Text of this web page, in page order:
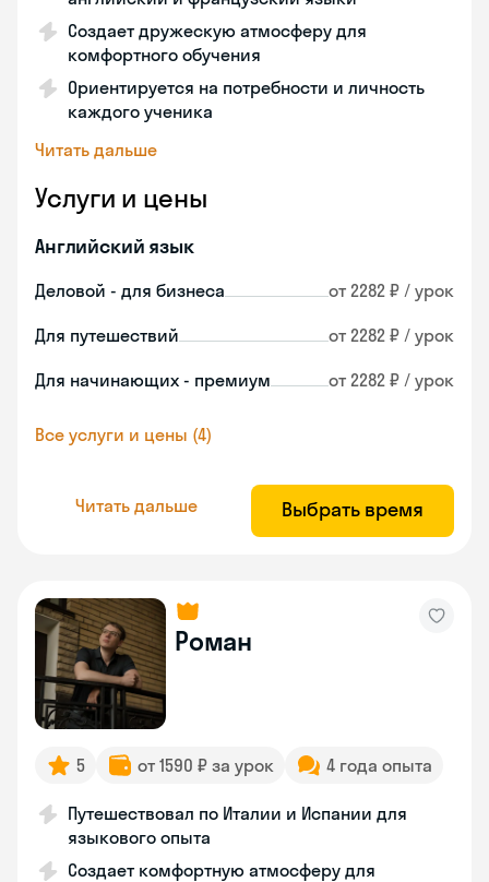
Создает дружескую атмосферу для
комфортного обучения
Ориентируется на потребности и личность
каждого ученика
Читать дальше
Услуги и цены
Английский язык
Деловой - для бизнеса от 2282 ₽ / урок
Для путешествий от 2282 ₽ / урок
Для начинающих - премиум от 2282 ₽ / урок
Все услуги и цены (4)
Читать дальше Выбрать время
Роман
5 от 1590 ₽ за урок 4 года опыта
Путешествовал по Италии и Испании для
языкового опыта
Создает комфортную атмосферу для